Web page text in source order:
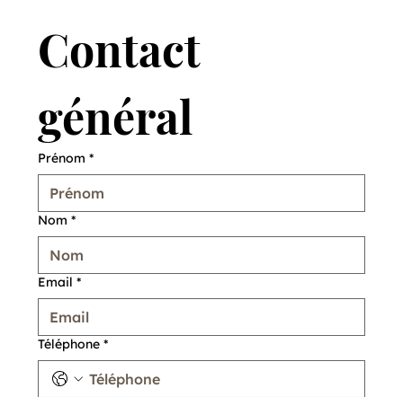
Contact
général
Prénom *
Nom *
Email *
Téléphone *